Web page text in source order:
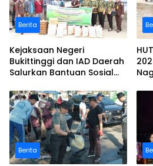
Berita
Kejaksaan Negeri
Bukittinggi dan IAD Daerah
Salurkan Bantuan Sosial
Longsor
Berita